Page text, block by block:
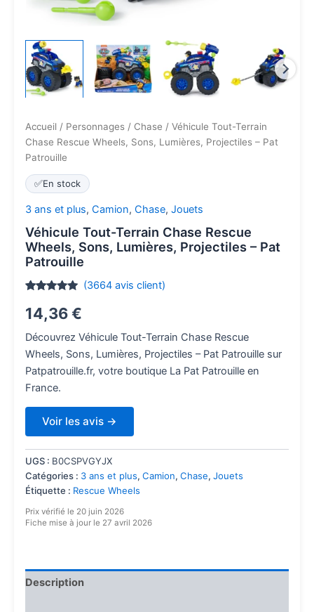
Accueil / Personnages / Chase / Véhicule Tout-Terrain
Chase Rescue Wheels, Sons, Lumières, Projectiles – Pat
Patrouille
✅En stock
3 ans et plus, Camion, Chase, Jouets
Véhicule Tout-Terrain Chase Rescue
Wheels, Sons, Lumières, Projectiles – Pat
Patrouille
sur 5
basé sur
client
(3664avis client)
14,36€
Découvrez Véhicule Tout-Terrain Chase Rescue
Wheels, Sons, Lumières, Projectiles – Pat Patrouille sur
Patpatrouille.fr, votre boutique La Pat Patrouille en
France.
Voir les avis →
UGS : B0CSPVGYJX
Catégories : 3 ans et plus, Camion, Chase, Jouets
Étiquette : Rescue Wheels
Prix vérifié le 20 juin 2026
Fiche mise à jour le 27 avril 2026
Description